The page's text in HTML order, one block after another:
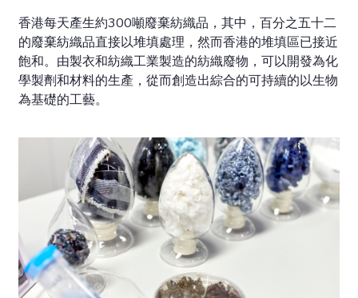
香港每天產生約300噸廢棄紡織品，其中，百分之五十二
的廢棄紡織品直接以堆填處理，然而香港的堆填區已接近
飽和。由製衣和紡織工業製造的紡織廢物，可以開發為化
學製劑和材料的生產，從而創造出綜合的可持續的以生物
為基礎的工藝。